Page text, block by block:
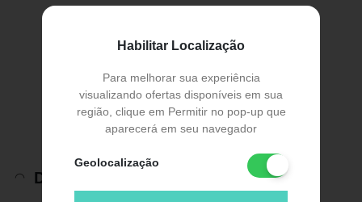
Habilitar Localização
Para melhorar sua experiência
visualizando ofertas disponíveis em sua
região, clique em Permitir no pop-up que
aparecerá em seu navegador
Geolocalização
Descrição do Produto